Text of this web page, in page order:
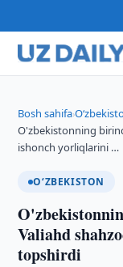
Bosh sahifa›
O'zbekistonning
ishonch yorliqlarini …
O‘ZBEKISTON
Valiahd
topshirdi